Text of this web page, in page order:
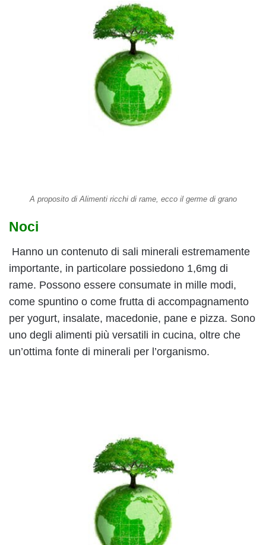
A proposito di Alimenti ricchi di rame, ecco il germe di grano
Noci
Hanno un contenuto di sali minerali estremamente
importante, in particolare possiedono 1,6mg di
rame. Possono essere consumate in mille modi,
come spuntino o come frutta di accompagnamento
per yogurt, insalate, macedonie, pane e pizza. Sono
uno degli alimenti più versatili in cucina, oltre che
un’ottima fonte di minerali per l’organismo.